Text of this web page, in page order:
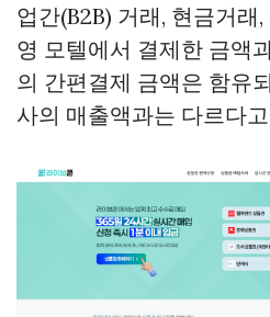
업간(B2B) 거래, 현금거래,
영 모텔에서 결제한 금액
의 간편결제 금액은 함유
사의 매출액과는 다르다